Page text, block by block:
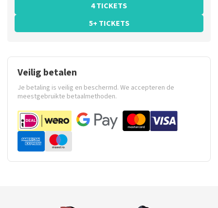
4 TICKETS
5+ TICKETS
Veilig betalen
Je betaling is veilig en beschermd. We accepteren de
meestgebruikte betaalmethoden.